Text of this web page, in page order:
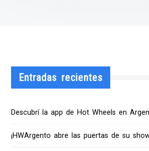
Entradas recientes
Descubrí la app de Hot Wheels en
¡HWArgento abre las puertas de su